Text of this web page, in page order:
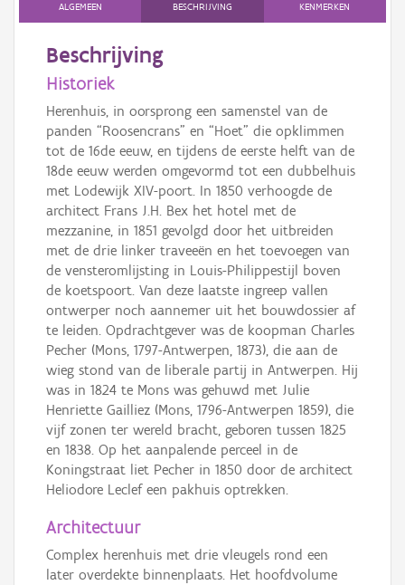
ALGEMEEN BESCHRIJVING KENMERKEN
Beschrijving
Historiek
Herenhuis, in oorsprong een samenstel van de
panden “Roosencrans” en “Hoet” die opklimmen
tot de 16de eeuw, en tijdens de eerste helft van de
18de eeuw werden omgevormd tot een dubbelhuis
met Lodewijk XIV-poort. In 1850 verhoogde de
architect Frans J.H. Bex het hotel met de
mezzanine, in 1851 gevolgd door het uitbreiden
met de drie linker traveeën en het toevoegen van
de vensteromlijsting in Louis-Philippestijl boven
de koetspoort. Van deze laatste ingreep vallen
ontwerper noch aannemer uit het bouwdossier af
te leiden. Opdrachtgever was de koopman Charles
Pecher (Mons, 1797-Antwerpen, 1873), die aan de
wieg stond van de liberale partij in Antwerpen. Hij
was in 1824 te Mons was gehuwd met Julie
Henriette Gailliez (Mons, 1796-Antwerpen 1859), die
vijf zonen ter wereld bracht, geboren tussen 1825
en 1838. Op het aanpalende perceel in de
Koningstraat liet Pecher in 1850 door de architect
Heliodore Leclef een pakhuis optrekken.
Architectuur
Complex herenhuis met drie vleugels rond een
later overdekte binnenplaats. Het hoofdvolume